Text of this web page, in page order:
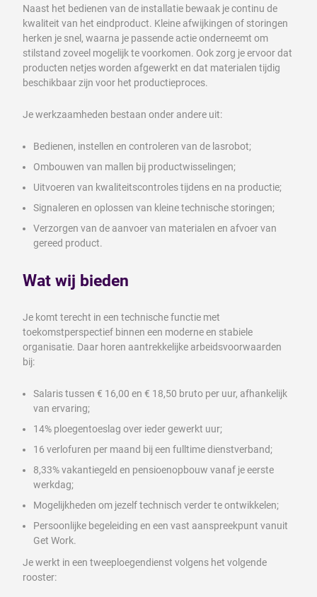
Naast het bedienen van de installatie bewaak je continu de
kwaliteit van het eindproduct. Kleine afwijkingen of storingen
herken je snel, waarna je passende actie onderneemt om
stilstand zoveel mogelijk te voorkomen. Ook zorg je ervoor dat
producten netjes worden afgewerkt en dat materialen tijdig
beschikbaar zijn voor het productieproces.
Je werkzaamheden bestaan onder andere uit:
Bedienen, instellen en controleren van de lasrobot;
Ombouwen van mallen bij productwisselingen;
Uitvoeren van kwaliteitscontroles tijdens en na productie;
Signaleren en oplossen van kleine technische storingen;
Verzorgen van de aanvoer van materialen en afvoer van
gereed product.
Wat wij bieden
Je komt terecht in een technische functie met
toekomstperspectief binnen een moderne en stabiele
organisatie. Daar horen aantrekkelijke arbeidsvoorwaarden
bij:
Salaris tussen € 16,00 en € 18,50 bruto per uur, afhankelijk
van ervaring;
14% ploegentoeslag over ieder gewerkt uur;
16 verlofuren per maand bij een fulltime dienstverband;
8,33% vakantiegeld en pensioenopbouw vanaf je eerste
werkdag;
Mogelijkheden om jezelf technisch verder te ontwikkelen;
Persoonlijke begeleiding en een vast aanspreekpunt vanuit
Get Work.
Je werkt in een tweeploegendienst volgens het volgende
rooster: